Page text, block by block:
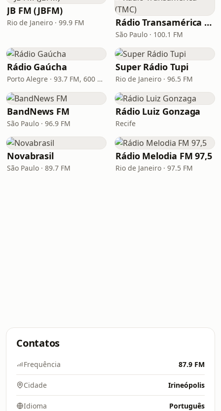
JB FM (JBFM)
Rio de Janeiro · 99.9 FM Rádio Transamérica (TMC)
São Paulo · 100.1 FM
Rádio Gaúcha
Porto Alegre · 93.7 FM, 600 AM
Super Rádio Tupi
Rio de Janeiro · 96.5 FM
BandNews FM
São Paulo · 96.9 FM
Rádio Luiz Gonzaga
Recife
Novabrasil
São Paulo · 89.7 FM
Rádio Melodia FM 97,5
Rio de Janeiro · 97.5 FM
Contatos
Frequência 87.9 FM
Cidade Irineópolis
Idioma Português